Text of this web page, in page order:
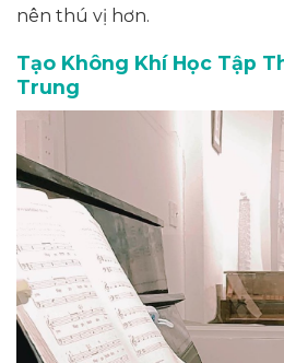
nên thú vị hơn.
Tạo Không Khí Học Tập
Trung